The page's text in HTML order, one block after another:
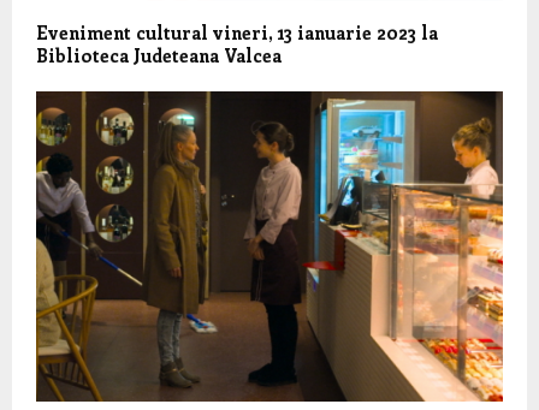
Eveniment cultural vineri, 13 ianuarie 2023 la
Biblioteca Judeteana Valcea